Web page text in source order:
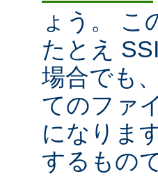
ょう。 こ
たとえ
場合でも
てのファ
になりま
するもの